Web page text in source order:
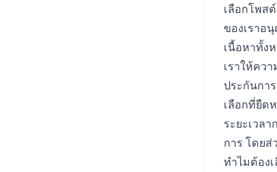
เลือกโพส
ของเราอ
เนื้อหาทั้ง
เราให้คว
ประกันกา
เลือกที่ยืด
ระยะเวล
การ โดย
ทำไมต้อง